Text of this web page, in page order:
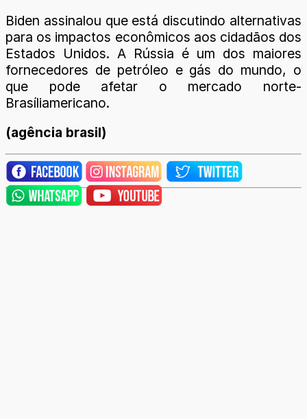
Biden assinalou que está discutindo alternativas
para os impactos econômicos aos cidadãos dos
Estados Unidos. A Rússia é um dos maiores
fornecedores de petróleo e gás do mundo, o
que pode afetar o mercado norte-
Brasíliamericano.
(agência brasil)